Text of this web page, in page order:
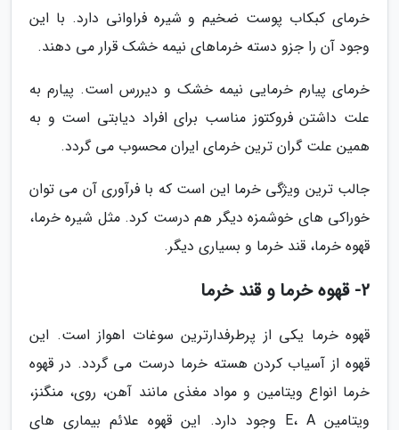
خرمای کبکاب پوست ضخیم و شیره فراوانی دارد. با این
وجود آن را جزو دسته خرماهای نیمه خشک قرار می دهند.
خرمای پیارم خرمایی نیمه خشک و دیررس است. پیارم به
علت داشتن فروکتوز مناسب برای افراد دیابتی است و به
همین علت گران ترین خرمای ایران محسوب می گردد.
جالب ترین ویژگی خرما این است که با فرآوری آن می توان
خوراکی های خوشمزه دیگر هم درست کرد. مثل شیره خرما،
قهوه خرما، قند خرما و بسیاری دیگر.
2- قهوه خرما و قند خرما
قهوه خرما یکی از پرطرفدارترین سوغات اهواز است. این
قهوه از آسیاب کردن هسته خرما درست می گردد. در قهوه
خرما انواع ویتامین و مواد مغذی مانند آهن، روی، منگنز،
ویتامین E، A وجود دارد. این قهوه علائم بیماری های